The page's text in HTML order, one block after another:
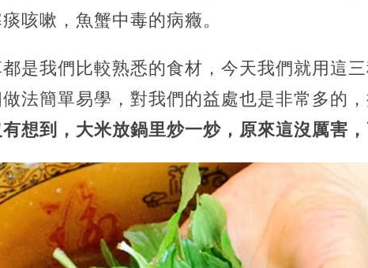
咳嗽，魚蟹中毒的病癥。
是我們比較熟悉的食材，今天我們就用這
法簡單易學，對我們的益處也是非常多的
想到，大米放鍋里炒一炒，原來這沒厲害